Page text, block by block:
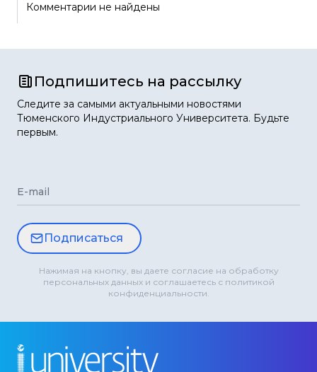
Комментарии не найдены
Подпишитесь на рассылку
Следите за самыми актуальными новостями
Тюменского Индустриального Университета. Будьте
первым.
E-mail
Подписаться
Нажимая на кнопку, вы даете согласие на обработку
персональных данных и соглашаетесь с политикой
конфиденциальности.